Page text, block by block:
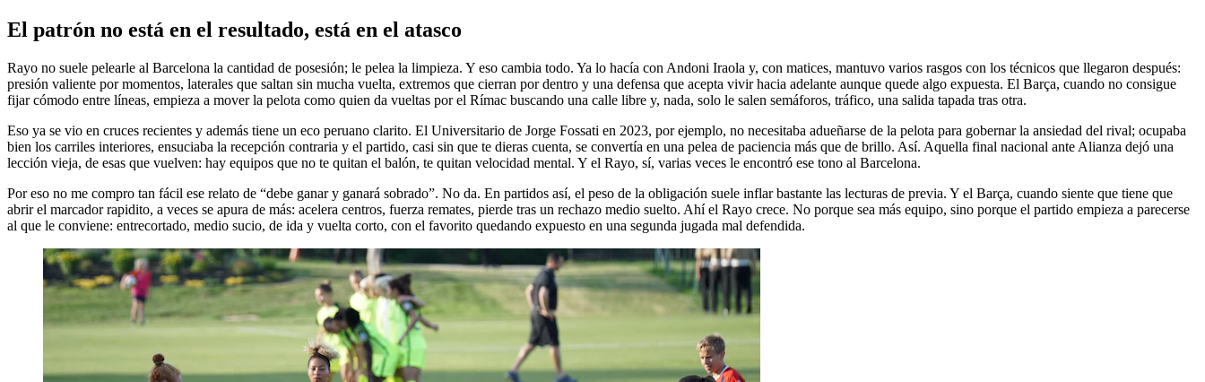
El patrón no está en el resultado, está en el atasco
Rayo no suele pelearle al Barcelona la cantidad de posesión; le pelea la limpieza. Y eso cambia todo. Ya lo hacía con Andoni Iraola y, con matices, mantuvo varios rasgos con los técnicos que llegaron después:
presión valiente por momentos, laterales que saltan sin mucha vuelta, extremos que cierran por dentro y una defensa que acepta vivir hacia adelante aunque quede algo expuesta. El Barça, cuando no consigue
fijar cómodo entre líneas, empieza a mover la pelota como quien da vueltas por el Rímac buscando una calle libre y, nada, solo le salen semáforos, tráfico, una salida tapada tras otra.
Eso ya se vio en cruces recientes y además tiene un eco peruano clarito. El Universitario de Jorge Fossati en 2023, por ejemplo, no necesitaba adueñarse de la pelota para gobernar la ansiedad del rival; ocupaba
bien los carriles interiores, ensuciaba la recepción contraria y el partido, casi sin que te dieras cuenta, se convertía en una pelea de paciencia más que de brillo. Así. Aquella final nacional ante Alianza dejó una
lección vieja, de esas que vuelven: hay equipos que no te quitan el balón, te quitan velocidad mental. Y el Rayo, sí, varias veces le encontró ese tono al Barcelona.
Por eso no me compro tan fácil ese relato de “debe ganar y ganará sobrado”. No da. En partidos así, el peso de la obligación suele inflar bastante las lecturas de previa. Y el Barça, cuando siente que tiene que
abrir el marcador rapidito, a veces se apura de más: acelera centros, fuerza remates, pierde tras un rechazo medio suelto. Ahí el Rayo crece. No porque sea más equipo, sino porque el partido empieza a parecerse
al que le conviene: entrecortado, medio sucio, de ida y vuelta corto, con el favorito quedando expuesto en una segunda jugada mal defendida.